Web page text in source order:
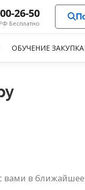
26-50
Бесплатно
ОБУЧЕНИЕ
вами в